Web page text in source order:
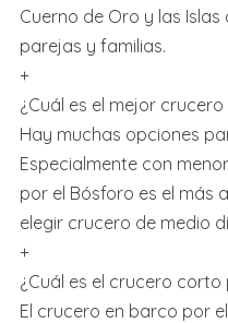
Cuerno de Oro y las
parejas y familias.
+
¿Cuál es el mejor
Hay muchas opciones
Especialmente con
por el Bósforo es el más
elegir crucero de medio
+
¿Cuál es el crucero corto
El crucero en barco por